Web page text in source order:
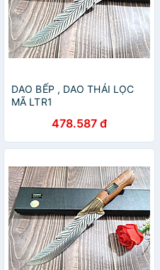
DAO BẾP , DAO THÁI LỌC
MÃ LTR1
478.587 đ